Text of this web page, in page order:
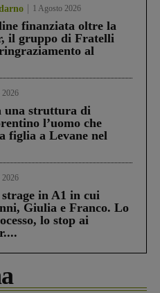
1 Agosto 2026
finanziata oltre la
il gruppo di Fratelli
al
2026
una struttura di
l’uomo che
figlia a Levane nel
2026
in A1 in cui
Giulia e Franco. Lo
lo stop ai